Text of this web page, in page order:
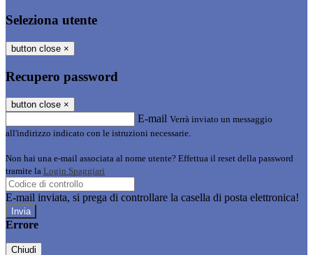
Seleziona utente
button close ×
Recupero password
button close ×
E-mail Verrà inviato un messaggio
all'indirizzo indicato con le istruzioni necessarie.
Non hai una e-mail associata al nome utente? Effettua il reset della password
tramite la Login Spaggiari
E-mail inviata, si prega di controllare la casella di posta elettronica!
Errore
Chiudi